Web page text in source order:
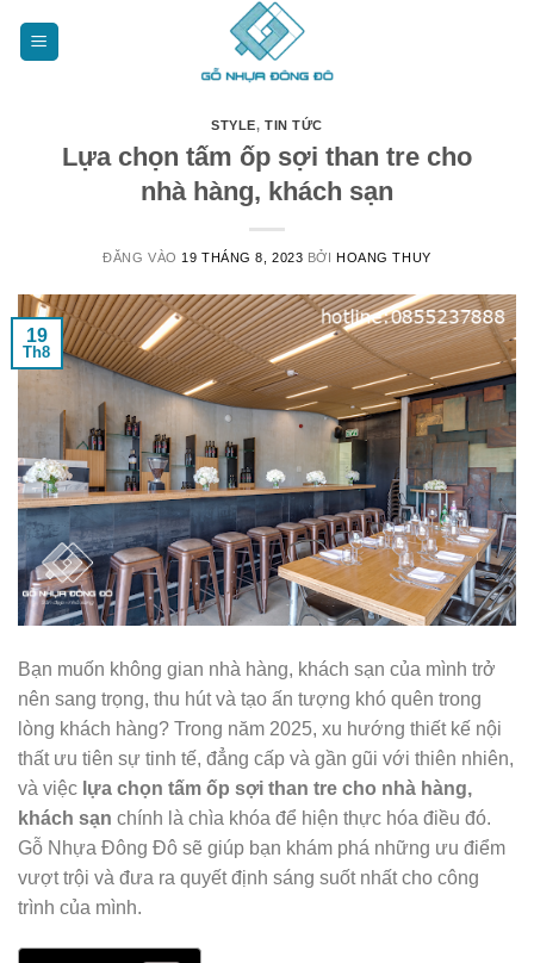
STYLE, TIN TỨC
Lựa chọn tấm ốp sợi than tre cho
nhà hàng, khách sạn
ĐĂNG VÀO 19 THÁNG 8, 2023 BỞIHOANG THUY
19
Th8
Bạn muốn không gian nhà hàng, khách sạn của mình trở
nên sang trọng, thu hút và tạo ấn tượng khó quên trong
lòng khách hàng? Trong năm 2025, xu hướng thiết kế nội
thất ưu tiên sự tinh tế, đẳng cấp và gần gũi với thiên nhiên,
và việc lựa chọn tấm ốp sợi than tre cho nhà hàng,
khách sạn chính là chìa khóa để hiện thực hóa điều đó.
Gỗ Nhựa Đông Đô sẽ giúp bạn khám phá những ưu điểm
vượt trội và đưa ra quyết định sáng suốt nhất cho công
trình của mình.